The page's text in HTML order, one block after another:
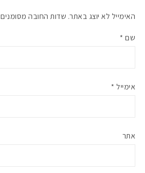
האימייל לא יוצג באתר. שדות החובה מסומנים
שם *
אימייל *
אתר